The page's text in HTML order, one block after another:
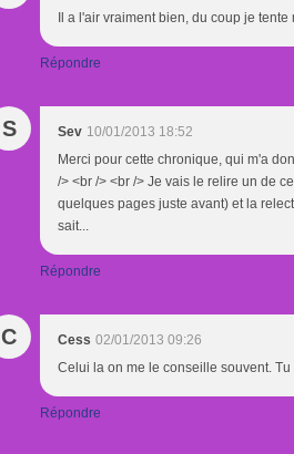
Il a l'air vraiment bien, du coup je
Répondre
S Sev 10/01/2013 18:52
Merci pour cette chronique, qui m'a
/> <br /> <br /> Je vais le relire un de
quelques pages juste avant) et la
sait...
Répondre
C Cess 02/01/2013 09:26
Celui la on me le conseille souvent.
Répondre